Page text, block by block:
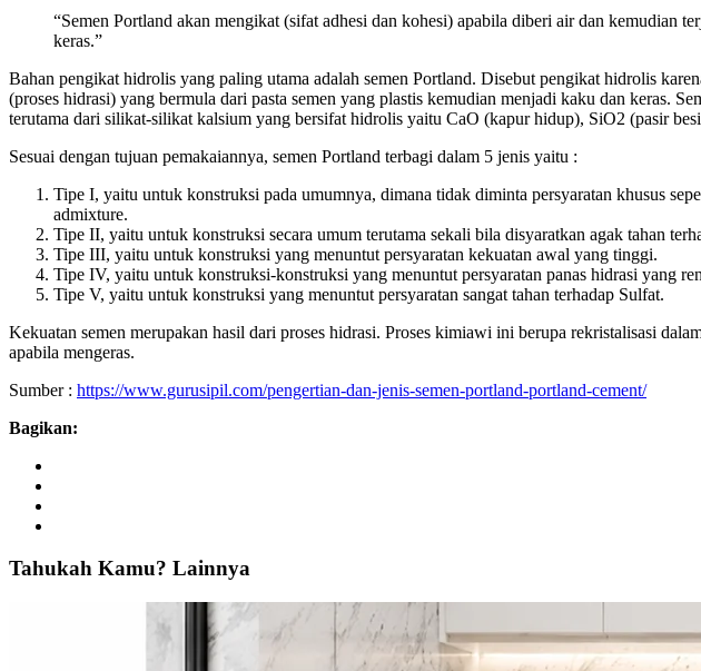
“Semen Portland akan mengikat (sifat adhesi dan kohesi) apabila diberi air dan kemudian
keras.”
Bahan pengikat hidrolis yang paling utama adalah semen Portland. Disebut pengikat hidrolis
(proses hidrasi) yang bermula dari pasta semen yang plastis kemudian menjadi kaku dan keras.
terutama dari silikat-silikat kalsium yang bersifat hidrolis yaitu CaO (kapur hidup), SiO2 (pasir
Sesuai dengan tujuan pemakaiannya, semen Portland terbagi dalam 5 jenis yaitu :
Tipe I, yaitu untuk konstruksi pada umumnya, dimana tidak diminta persyaratan khusus
admixture.
Tipe II, yaitu untuk konstruksi secara umum terutama sekali bila disyaratkan agak tahan
Tipe III, yaitu untuk konstruksi yang menuntut persyaratan kekuatan awal yang tinggi.
Tipe IV, yaitu untuk konstruksi-konstruksi yang menuntut persyaratan panas hidrasi yang
Tipe V, yaitu untuk konstruksi yang menuntut persyaratan sangat tahan terhadap Sulfat.
Kekuatan semen merupakan hasil dari proses hidrasi. Proses kimiawi ini berupa rekristalisasi
apabila mengeras.
Sumber : https://www.gurusipil.com/pengertian-dan-jenis-semen-portland-portland-cement/
Bagikan:
Tahukah Kamu? Lainnya